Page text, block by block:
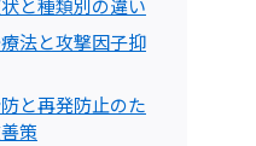
と種類別の違い
法と攻撃因子抑
と再発防止のた
策